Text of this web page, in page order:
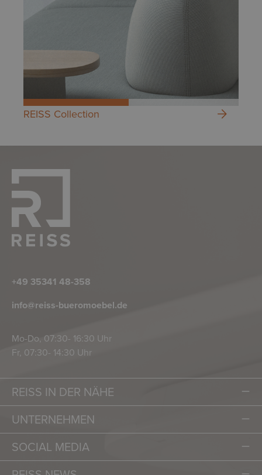
REISS Collection
+49 35341 48-358
info@reiss-bueromoebel.de
Mo-Do, 07:30- 16:30 Uhr
Fr, 07:30- 14:30 Uhr
REISS IN DER NÄHE
UNTERNEHMEN
SOCIAL MEDIA